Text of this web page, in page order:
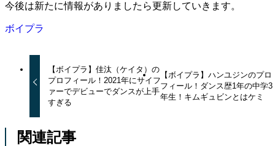
今後は新たに情報がありましたら更新していきます。
ボイプラ
【ボイプラ】佳汰（ケイタ）の
プロフィール！2021年にサイフ
ァーでデビューでダンスが上手
すぎる
【ボイプラ】ハンユジンのプロ
フィール！ダンス歴1年の中学3
年生！キムギュビンとはケミ
関連記事